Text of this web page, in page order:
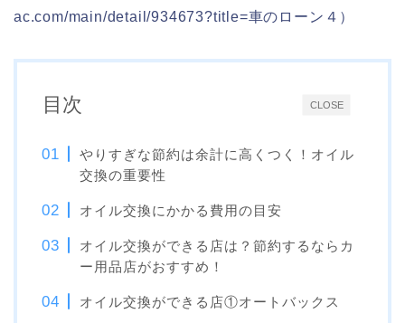
ac.com/main/detail/934673?title=車のローン４）
CLOSE
目次
やりすぎな節約は余計に高くつく！オイル
交換の重要性
オイル交換にかかる費用の目安
オイル交換ができる店は？節約するならカ
ー用品店がおすすめ！
オイル交換ができる店①オートバックス